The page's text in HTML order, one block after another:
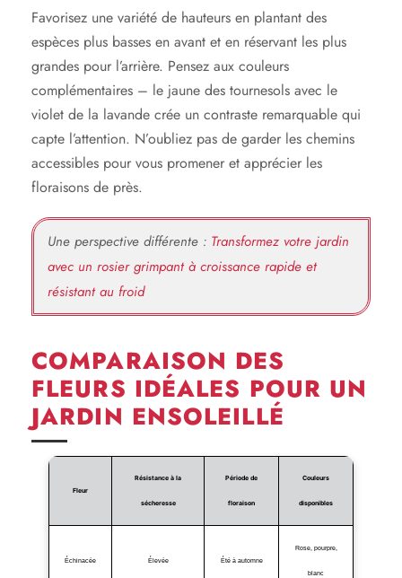
Favorisez une variété de hauteurs en plantant des
espèces plus basses en avant et en réservant les plus
grandes pour l’arrière. Pensez aux couleurs
complémentaires – le jaune des tournesols avec le
violet de la lavande crée un contraste remarquable qui
capte l’attention. N’oubliez pas de garder les chemins
accessibles pour vous promener et apprécier les
floraisons de près.
Une perspective différente : Transformez votre jardin
avec un rosier grimpant à croissance rapide et
résistant au froid
COMPARAISON DES
FLEURS IDÉALES POUR UN
JARDIN ENSOLEILLÉ
Fleur
Résistance à la
sécheresse
Période de
floraison
Couleurs
disponibles
Échinacée Élevée Été à automne
Rose, pourpre,
blanc